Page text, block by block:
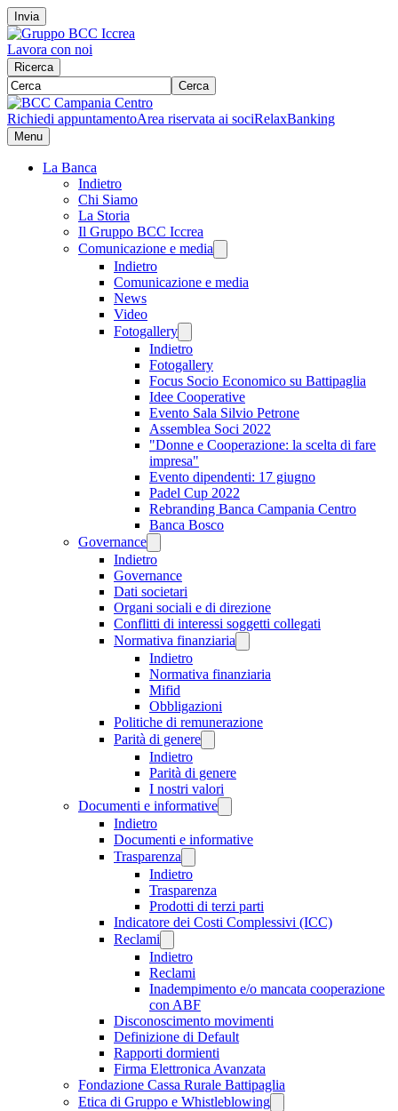
Invia
Lavora con noi
Ricerca
Cerca
Richiedi appuntamentoArea riservata ai sociRelaxBanking
Menu
La Banca
Indietro
Chi Siamo
La Storia
Il Gruppo BCC Iccrea
Comunicazione e media
Indietro
Comunicazione e media
News
Video
Fotogallery
Indietro
Fotogallery
Focus Socio Economico su Battipaglia
Idee Cooperative
Evento Sala Silvio Petrone
Assemblea Soci 2022
"Donne e Cooperazione: la scelta di fare
impresa"
Evento dipendenti: 17 giugno
Padel Cup 2022
Rebranding Banca Campania Centro
Banca Bosco
Governance
Indietro
Governance
Dati societari
Organi sociali e di direzione
Conflitti di interessi soggetti collegati
Normativa finanziaria
Indietro
Normativa finanziaria
Mifid
Obbligazioni
Politiche di remunerazione
Parità di genere
Indietro
Parità di genere
I nostri valori
Documenti e informative
Indietro
Documenti e informative
Trasparenza
Indietro
Trasparenza
Prodotti di terzi parti
Indicatore dei Costi Complessivi (ICC)
Reclami
Indietro
Reclami
Inadempimento e/o mancata cooperazione
con ABF
Disconoscimento movimenti
Definizione di Default
Rapporti dormienti
Firma Elettronica Avanzata
Fondazione Cassa Rurale Battipaglia
Etica di Gruppo e Whistleblowing